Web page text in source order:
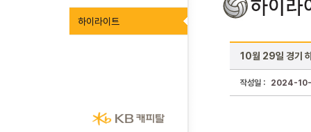
하이라이트
10월 29일 경기
작성일 : 2024-